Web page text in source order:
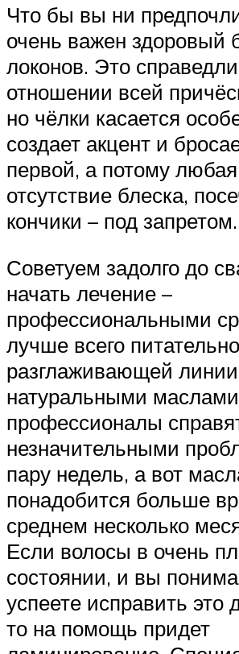
Что бы вы ни
очень важен здоровый
локонов. Это
отношении всей
но чёлки касается
создает акцент и
первой, а потому любая
отсутствие блеска,
кончики – под запретом.
Советуем задолго до
начать лечение –
профессиональными
лучше всего
разглаживающей
натуральными
профессионалы
незначительными
пару недель, а вот
понадобится больше
среднем несколько
Если волосы в очень
состоянии, и вы
успеете исправить это
то на помощь придет